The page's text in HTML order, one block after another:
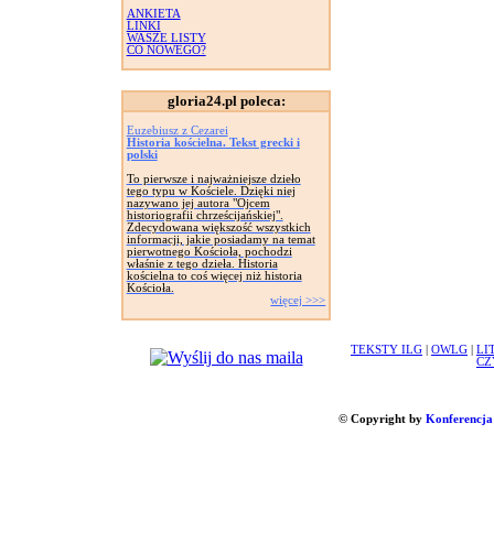
ANKIETA
LINKI
WASZE LISTY
CO NOWEGO?
gloria24.pl poleca:
Euzebiusz z Cezarei
Historia kościelna. Tekst grecki i
polski
To pierwsze i najważniejsze dzieło
tego typu w Kościele. Dzięki niej
nazywano jej autora "Ojcem
historiografii chrześcijańskiej".
Zdecydowana większość wszystkich
informacji, jakie posiadamy na temat
pierwotnego Kościoła, pochodzi
właśnie z tego dzieła. Historia
kościelna to coś więcej niż historia
Kościoła.
więcej >>>
TEKSTY ILG OWLG
© Copyright by Konferencja